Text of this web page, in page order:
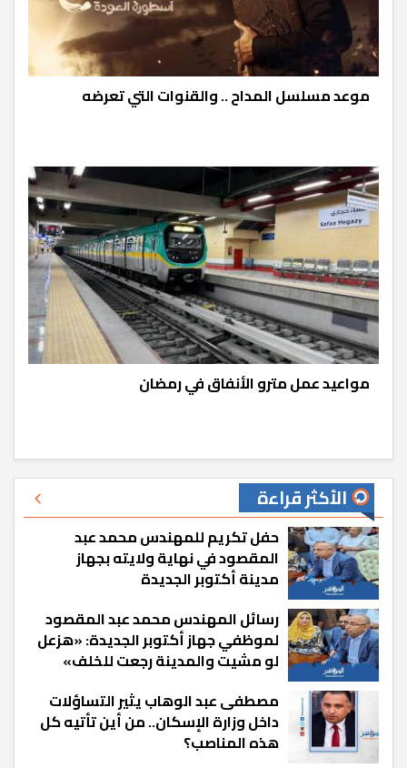
موعد مسلسل المداح .. والقنوات التي تعرضه
مواعيد عمل مترو الأنفاق في رمضان
الأكثر قراءة
حفل تكريم للمهندس محمد عبد
المقصود في نهاية ولايته بجهاز
مدينة أكتوبر الجديدة
رسائل المهندس محمد عبد المقصود
لموظفي جهاز أكتوبر الجديدة: «هزعل
لو مشيت والمدينة رجعت للخلف»
مصطفى عبد الوهاب يثير التساؤلات
داخل وزارة الإسكان.. من أين تأتيه كل
هذه المناصب؟